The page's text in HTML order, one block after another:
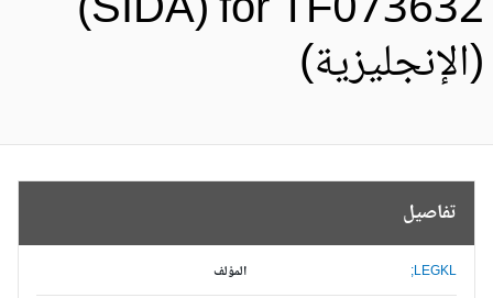
تفاصيل
المؤلف LEGKL;